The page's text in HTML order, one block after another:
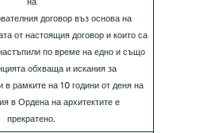
на
договор въз основа на
от настоящия договор и които са
по време на едно и също
обхваща и искания за
рамките на 10 години от деня на
в Ордена на архитектите е
прекратено.